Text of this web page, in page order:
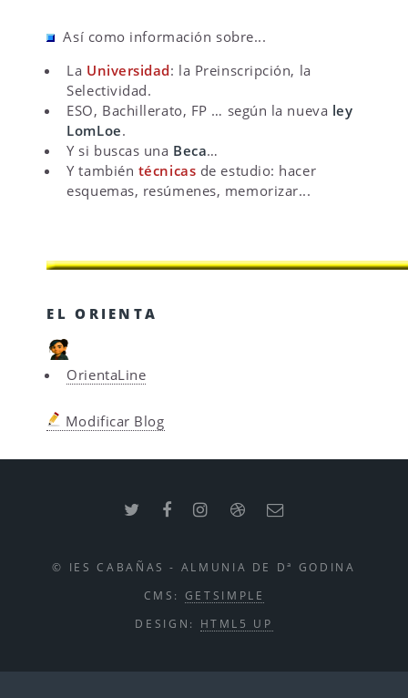
Así como información sobre...
La Universidad: la Preinscripción, la
Selectividad.
ESO, Bachillerato, FP … según la nueva ley
LomLoe.
Y si buscas una Beca…
Y también técnicas de estudio: hacer
esquemas, resúmenes, memorizar...
EL ORIENTA
OrientaLine
Modificar Blog
© IES CABAÑAS - ALMUNIA DE Dª GODINA
CMS: GETSIMPLE
DESIGN: HTML5 UP